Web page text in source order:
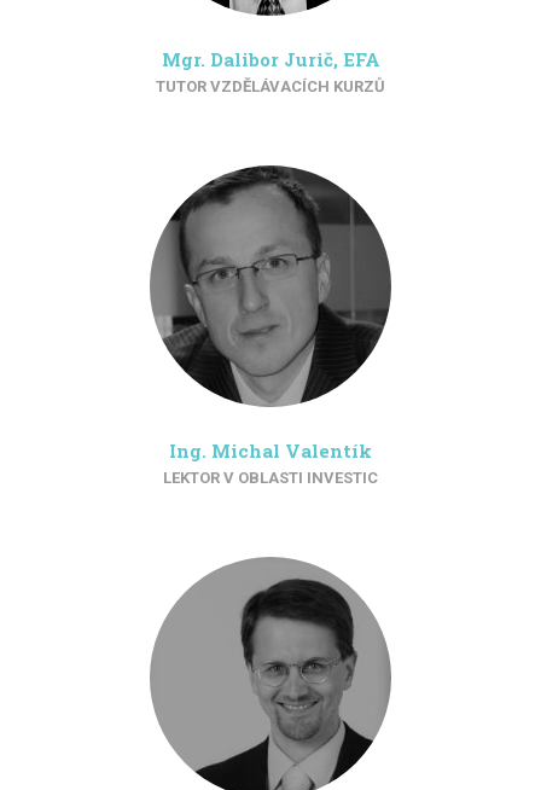
Mgr. Dalibor Jurič, EFA
TUTOR VZDĚLÁVACÍCH KURZŮ
Ing. Michal Valentík
LEKTOR V OBLASTI INVESTIC